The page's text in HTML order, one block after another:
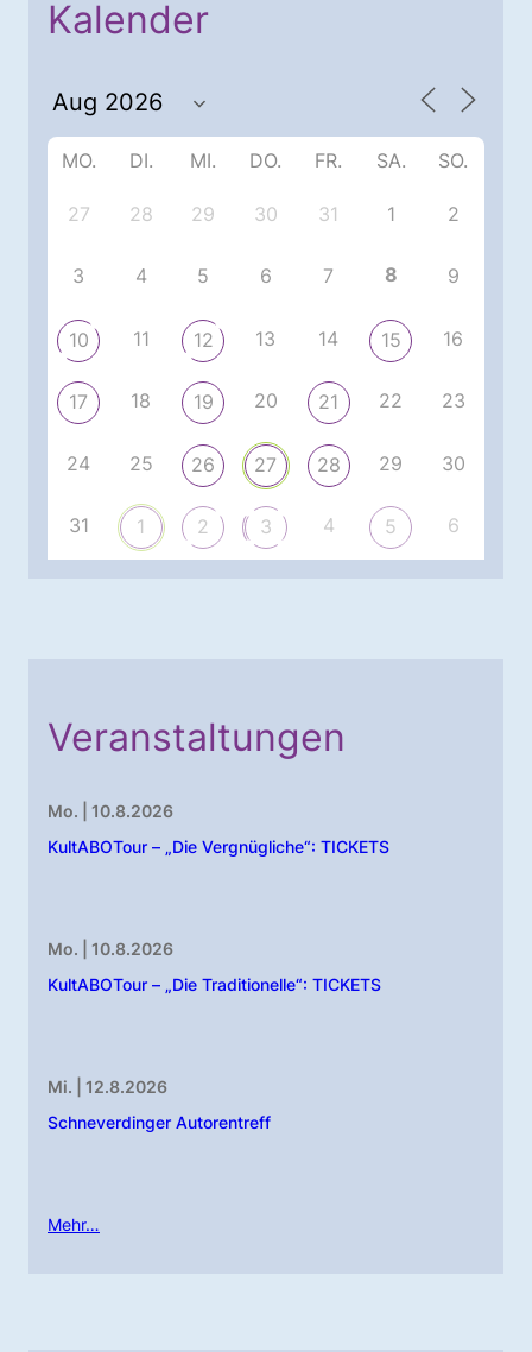
Kalender
MO. DI. MI. DO. FR. SA. SO.
27 28 29 30 31 1 2
3 4 5 6 7 8 9
10 11 12 13 14 15 16
17 18 19 20 21 22 23
24 25 26 27 28 29 30
31 1 2 3 4 5 6
Veranstaltungen
Mo. | 10.8.2026
KultABOTour – „Die Vergnügliche“: TICKETS
Mo. | 10.8.2026
KultABOTour – „Die Traditionelle“: TICKETS
Mi. | 12.8.2026
Schneverdinger Autorentreff
Mehr…